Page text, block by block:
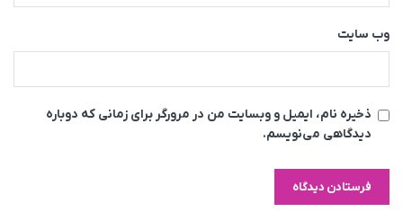
وب‌ سایت
ذخیره نام، ایمیل و وبسایت من در مرورگر برای زمانی که دوباره
دیدگاهی می‌نویسم.